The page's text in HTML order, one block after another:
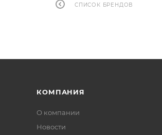
СПИСОК БРЕНДОВ
КОМПАНИЯ
О компании
Новости